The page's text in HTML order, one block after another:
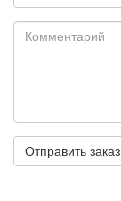
выступления
Отправить заказ